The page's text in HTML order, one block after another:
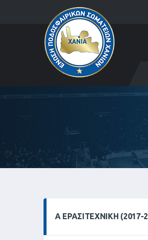
Α ΕΡΑΣΙΤΕΧΝΙΚΗ (2017-